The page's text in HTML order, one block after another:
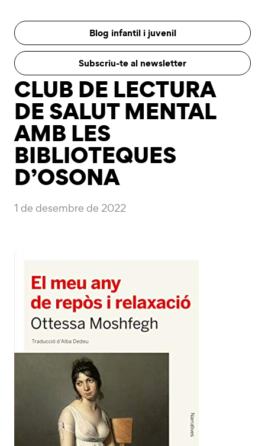
Blog infantil i juvenil
Subscriu-te al newsletter
CLUB DE LECTURA
DE SALUT MENTAL
AMB LES
BIBLIOTEQUES
D’OSONA
1 de desembre de 2022